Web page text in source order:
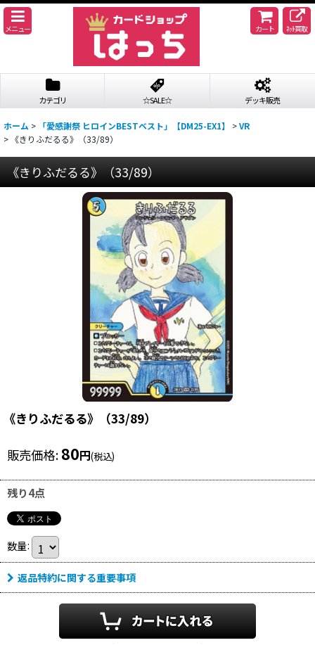
メニュー カート ﾈｯﾄ買取
カテゴリ ☆SALE☆ デッキ販売
ホーム > 「愛感謝祭 ヒロインBESTベスト」【DM25-EX1】 >VR
> 《きりふだるる》（33/89）
《きりふだるる》（33/89）
《きりふだるる》（33/89）
販売価格: 80円(税込)
残り4点
数量:
返品特約に関する重要事項